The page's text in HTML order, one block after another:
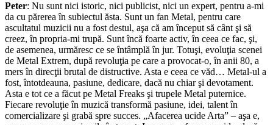
Peter: Nu sunt nici istoric, nici publicist, nici un expert, pentru a-mi
da cu părerea în subiectul ăsta. Sunt un fan Metal, pentru care
ascultatul muzicii nu a fost destul, aşa că am început să cânt şi să
creez, în propria-mi trupă. Sunt încă foarte activ, în ceea ce fac, şi,
de asemenea, urmăresc ce se întâmplă în jur. Totuşi, evoluţia scenei
de Metal Extrem, după revoluţia pe care a provocat-o, în anii 80, a
mers în direcţii brutal de distructive. Asta e ceea ce văd… Metal-ul a
fost, întotdeauna, pasiune, dedicare, dacă nu chiar şi devotament.
Asta e tot ce a făcut pe Metal Freaks şi trupele Metal puternice.
Fiecare revoluţie în muzică transformă pasiune, idei, talent în
comercializare şi grabă spre succes. „Afacerea ucide Arta” – aşa e,